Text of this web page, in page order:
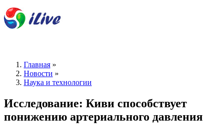
Главная »
Новости »
Наука и технологии
Исследование: Киви способствует
понижению артериального давления